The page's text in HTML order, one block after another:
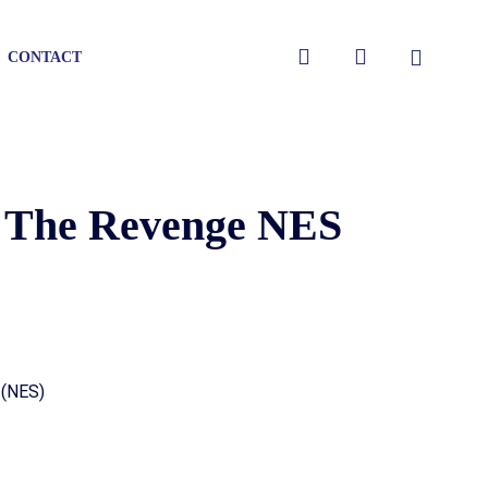
CONTACT search account
Revenge NES